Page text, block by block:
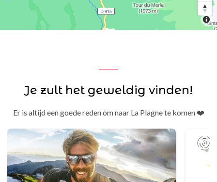
Je zult het geweldig vinden!
Er is altijd een goede reden om naar La Plagne te komen ❤️